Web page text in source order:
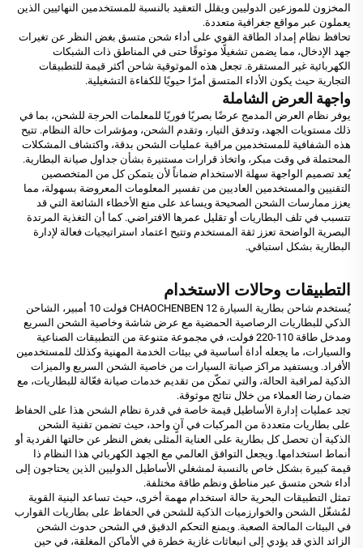
المخزون للموزعين الدوليين ويقلل التعقيد بالنسبة للمستخدمين النهائيين الذين
يعملون عبر مواقع جغرافية متعددة.
تحافظ نظام إمداد الطاقة القوي على أداء شحن متسق بغض النظر عن تغيرات
جهد الإدخال، مما يضمن تشغيلًا موثوقًا حتى في المناطق ذات الشبكات
الكهربائية غير المستقرة. تجعل هذه الموثوقية شاحن أكثر قيمة للتطبيقات
التجارية حيث يكون الأداء المتسق أمرًا حيويًا للكفاءة التشغيلية.
واجهة العرض الشاملة
يوفر نظام العرض المدمج عرضًا بصريًا فوريًا للمعلمات الحرجة للشحن، بما في
ذلك مستويات الجهد، وتدفق التيار، وتقدم الشحن، ومؤشرات حالة النظام. تتيح
هذه الشفافية للمستخدمين مراقبة عمليات الشحن بدقة، واكتشاف المشكلات
المحتملة في وقت مبكر، واتخاذ قرارات مستنيرة بشأن جداول صيانة البطارية.
يُعد تصميم الواجهة سهلة الاستخدام ضماناً لأن يتمكن كل من المتخصصين
التقنيين والمستخدمين العاديين من تفسير المعلومات المعروضة بسهولة، مما
يعزز ممارسات الشحن الصحيحة ويساعد على منع الأخطاء الشائعة التي قد
تتسبب في تلف البطاريات أو تقليل عمرها الافتراضي. كما أن التغذية المرتدة
البصرية الواضحة تعزز ثقة المستخدم وتتيح اعتماد استراتيجيات فعالة لإدارة
البطارية بشكل استباقي.
التطبيقات وحالات الاستخدام
يُستخدم شاحن بطارية السيارة CHAOCHENBEN 12 فولت 10 أمبير، الشاحن
الذكي للبطاريات الرصاصية الحمضية مع عرض شاشة وخاصية الشحن السريع
ومدخل طاقة 110-220 فولت، في مجموعة متنوعة من التطبيقات الصناعية
والسيارات، ما يجعله أداة أساسية في بيئات الخدمة المهنية وكذلك للمستخدمين
الأفراد. ويستفيد مراكز صيانة السيارات من خاصية الشحن السريع والميزات
الذكية لمراقبة الحالة، والتي تمكّن من تقديم خدمات صيانة فعّالة للبطاريات، مع
ضمان رضا العملاء من خلال نتائج موثوقة.
تجد عمليات إدارة الأساطيل قيمة خاصة في قدرة نظام الشحن هذا على الحفاظ
على بطاريات متعددة من المركبات في آنٍ واحد، حيث تضمن تقنية الشحن
الذكية أن تحصل كل بطارية على العناية المثلى بغض النظر عن حالتها الفردية أو
أنماط استخدامها. ويجعل التوافق العالمي مع الجهد الكهربائي هذا النظام ذا
قيمة كبيرة بشكل خاص بالنسبة لمشغلي الأساطيل الدوليين الذين يحتاجون إلى
أداء شحن متسق عبر مناطق ونظم طاقة مختلفة.
تمثل التطبيقات البحرية حالة استخدام مهمة أخرى، حيث تساعد البنية القوية
لمُشغّل الشحن والخوارزميات الذكية للشحن في الحفاظ على بطاريات القوارب
في البيئات المالحة الصعبة. ويمنع التحكم الدقيق في الشحن حدوث الشحن
الزائد الذي قد يؤدي إلى انبعاثات غازية خطرة في الأماكن المغلقة، في حين